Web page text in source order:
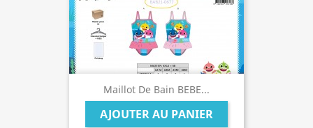
Maillot De Bain BEBE...
AJOUTER AU PANIER